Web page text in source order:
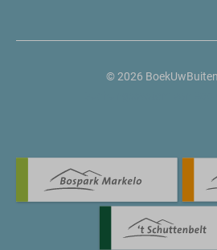
© 2026